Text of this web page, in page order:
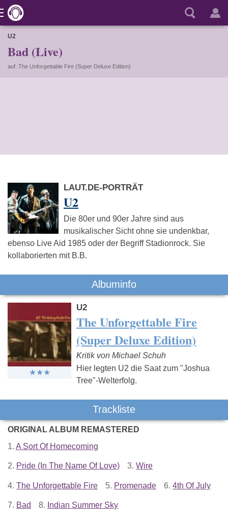
U2
Bad (Live)
auf: The Unforgettable Fire (Super Deluxe Edition)
LAUT.DE-PORTRÄT
U2
Die 80er und 90er Jahre sind aus
musikalischer Sicht ohne sie undenkbar,
ebenso Live Aid 1985 oder der Begriff Stadionrock. Sie
kollaborierten mit B.B.
Albuminfo
U2
The Unforgettable Fire
(Super Deluxe Edition)
Kritik von Michael Schuh
Hier legten U2 die Saat zum "Joshua
Tree"-Welterfolg.
Trackliste
ORIGINAL ALBUM REMASTERED
1. A Sort Of Homecoming
2. Pride (In The Name Of Love) 3. Wire
4. The Unforgettable Fire 5. Promenade 6. 4th Of July
7. Bad 8. Indian Summer Sky